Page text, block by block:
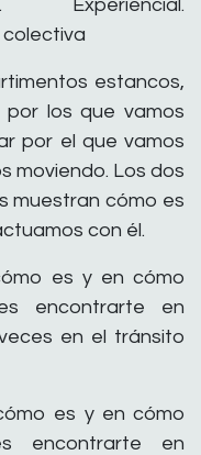
colectiva
estancos,
los que vamos
por el que vamos
moviendo. Los dos
muestran cómo es
con él.
es y en cómo
encontrarte en
en el tránsito
es y en cómo
encontrarte en